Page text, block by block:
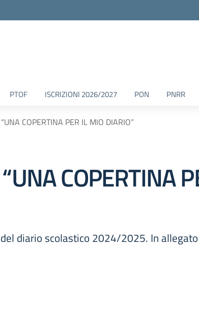
PTOF ISCRIZIONI 2026/2027 PON PNRR
COPERTINA PER IL MIO DIARIO”
COPERTINA
diario scolastico 2024/2025. In